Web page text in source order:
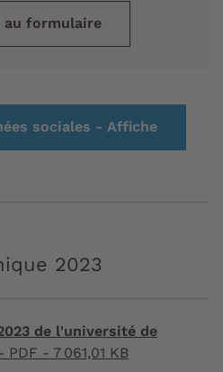
au formulaire
sociales - Affiche
2023
de l'université de
PDF - 7 061,01 KB